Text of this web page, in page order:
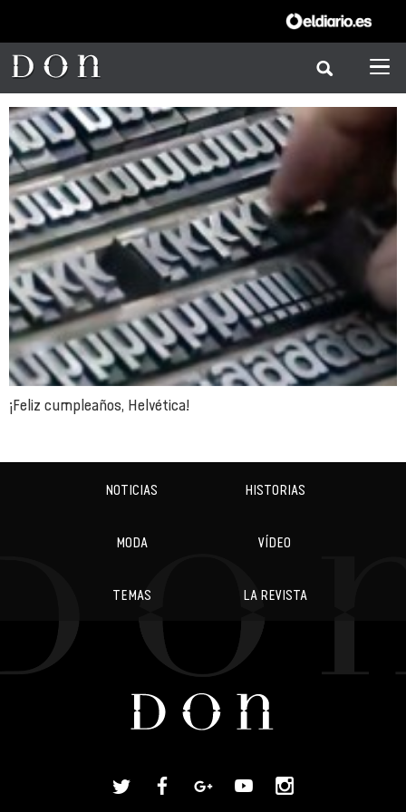
¡Feliz cumpleaños, Helvética!
NOTICIAS HISTORIAS
MODA VÍDEO
TEMAS LA REVISTA